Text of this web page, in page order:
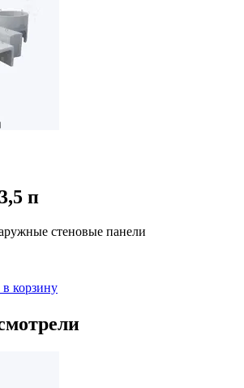
п
стеновые панели
корзину